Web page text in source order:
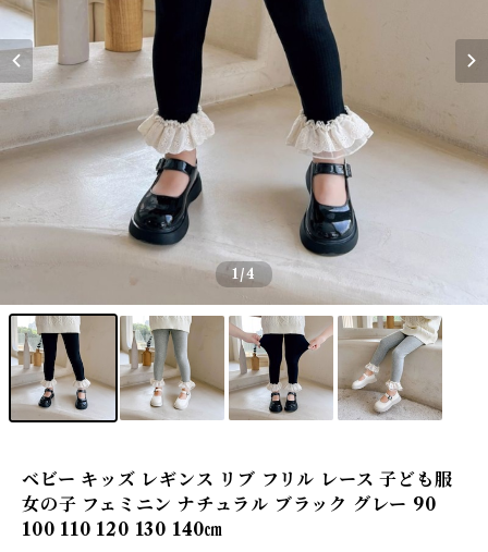
1/4
ベビー キッズ レギンス リブ フリル レース 子ども服
女の子 フェミニン ナチュラル ブラック グレー 90
100 110 120 130 140㎝